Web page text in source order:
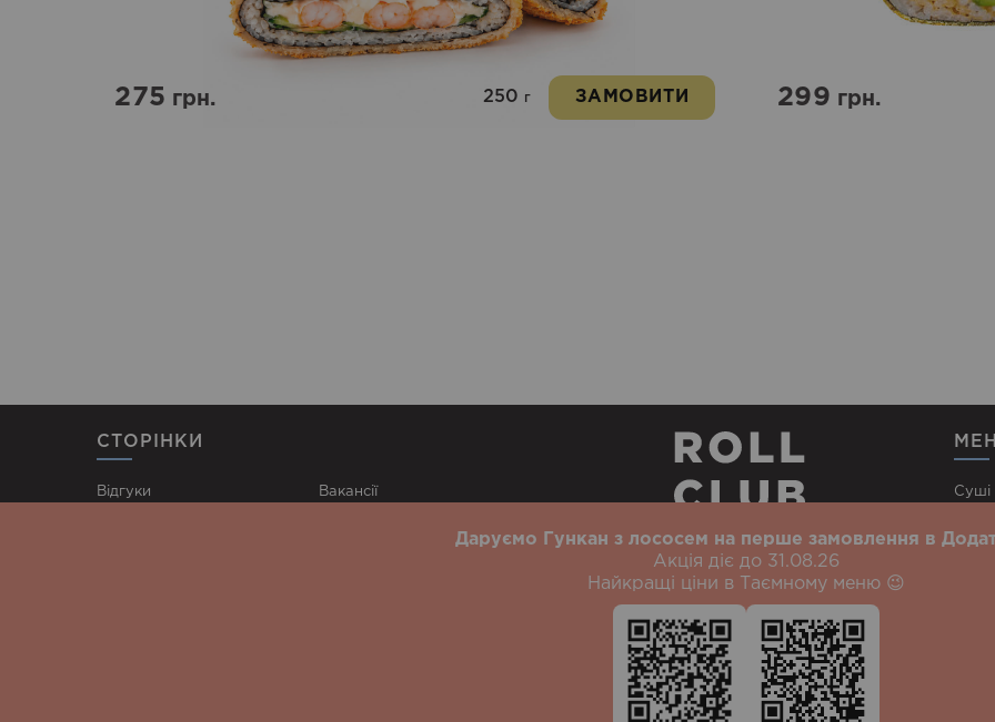
275грн. 250 г ЗАМОВИТИ 299грн.
Суші
СТОРІНКИ
Відгуки Вакансії
Суші Новий Двір Суші Тинне Суші Басів Кут Суші на Боярці
Івано-Франківськ Суші Київ Львів Одеса
Даруємо Гункан з лососем на перше замовлення в
Акція діє до 31.08.26
Найкращі ціни в Таємному меню 😉